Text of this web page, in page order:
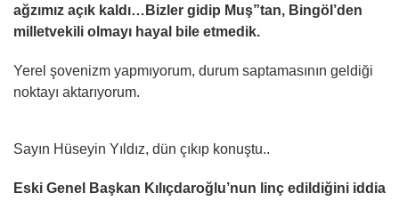
ağzımız açık kaldı…Bizler gidip Muş”tan, Bingöl’den
milletvekili olmayı hayal bile etmedik.
Yerel şovenizm yapmıyorum, durum saptamasının geldiği
noktayı aktarıyorum.
Sayın Hüseyin Yıldız, dün çıkıp konuştu..
Eski Genel Başkan Kılıçdaroğlu’nun linç edildiğini iddia